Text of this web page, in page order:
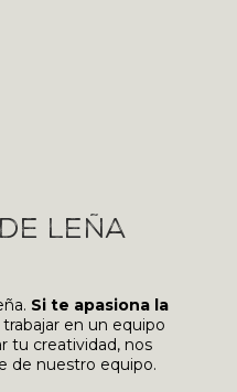
Leña
Si te apasiona la
en un equipo
tu creatividad, nos
de nuestro equipo.